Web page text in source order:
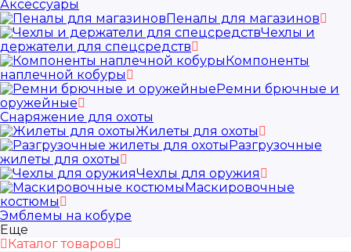
Аксессуары
Пеналы для магазинов
Чехлы и
держатели для спецсредств
Компоненты
наплечной кобуры
Ремни брючные и
оружейные
Снаряжение для охоты
Жилеты для охоты
Разгрузочные
жилеты для охоты
Чехлы для оружия
Маскировочные
костюмы
Эмблемы на кобуре
Еще
Каталог товаров